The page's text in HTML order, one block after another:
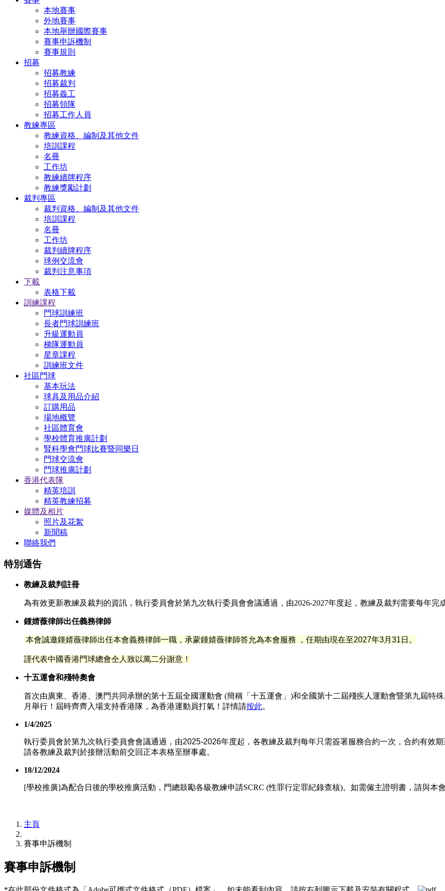
本地賽事
外地賽事
本地舉辦國際賽事
賽事申訴機制
賽事規則
招募
招募教練
招募裁判
招募義工
招募領隊
招募工作人員
教練專區
教練資格、編制及其他文件
培訓課程
名冊
工作坊
教練續牌程序
教練獎勵計劃
裁判專區
裁判資格、編制及其他文件
培訓課程
名冊
工作坊
裁判續牌程序
球例交流會
裁判注意事項
下載
表格下載
訓練課程
門球訓練班
長者門球訓練班
升級運動員
梯隊運動員
星章課程
訓練班文件
社區門球
基本玩法
球具及用品介紹
訂購用品
場地概覽
社區體育會
學校體育推廣計劃
腎科學會門球比賽暨同樂日
門球交流會
門球推廣計劃
香港代表隊
精英培訓
精英教練招募
媒體及相片
照片及花絮
新聞稿
聯絡我們
特別通告
教練及裁判註冊
為有效更新教練及裁判的資訊，執行委員會於第九次執行委員會會議通過，由2026-2027年度起，教練及裁判需要每年完
鍾婧薇律師出任義務律師
本會誠邀鍾婧薇律師出任本會義務律師一職，承蒙鍾婧薇律師答允為本會服務 ，任期由現在至2027年3月31日。
謹代表中國香港門球總會仝人致以萬二分謝意！
十五運會和殘特奧會
首次由廣東、香港、澳門共同承辦的第十五屆全國運動會 (簡稱「十五運會」)和全國第十二屆殘疾人運動會暨第九屆特
月舉行！屆時齊齊入場支持香港隊，為香港運動員打氣！詳情請按此。
1/4/2025
執行委員會於第九次執行委員會會議通過，由2025-2026年度起，各教練及裁判每年只需簽署服務合約一次，合約有效
請各教練及裁判於接辦活動前交回正本表格至辦事處。
18/12/2024
[學校推廣]為配合日後的學校推廣活動，門總鼓勵各級教練申請SCRC (性罪行定罪紀錄查核)。如需僱主證明書，請與本
主頁
賽事申訴機制
賽事申訴機制